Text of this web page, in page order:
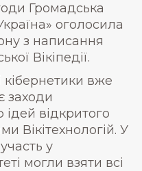
Громадська
оголосила
з написання
Вікіпедії.
вже
заходи
відкритого
Вікітехнологій. У
у
могли взяти всі